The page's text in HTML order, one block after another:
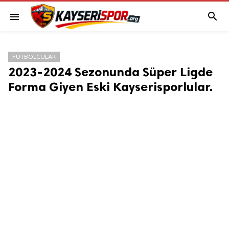
menu 
FUTBOLCULAR
2023-2024 Sezonunda Süper Ligde
Forma Giyen Eski Kayserisporlular.